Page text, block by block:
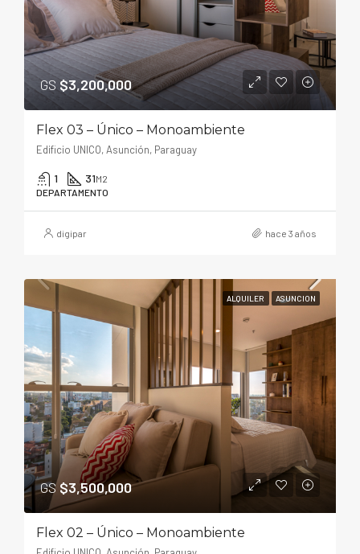
GS$3,200,000
Flex 03 – Único – Monoambiente
Edificio UNICO, Asunción, Paraguay
1 31M2
DEPARTAMENTO
digipar hace 3 años
ALQUILER ASUNCION
GS$3,500,000
Flex 02 – Único – Monoambiente